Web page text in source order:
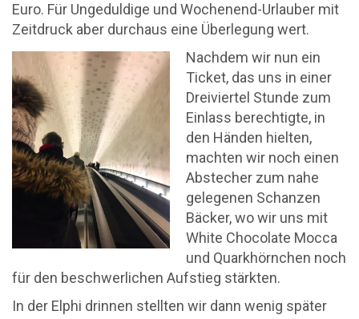
Euro. Für Ungeduldige und Wochenend-Urlauber mit
Zeitdruck aber durchaus eine Überlegung wert.
Nachdem wir nun ein
Ticket, das uns in einer
Dreiviertel Stunde zum
Einlass berechtigte, in
den Händen hielten,
machten wir noch einen
Abstecher zum nahe
gelegenen Schanzen
Bäcker, wo wir uns mit
White Chocolate Mocca
und Quarkhörnchen noch
für den beschwerlichen Aufstieg stärkten.
In der Elphi drinnen stellten wir dann wenig später